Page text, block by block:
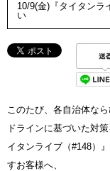
10/9(金)『タイタンラ
い
このたび、各自治体な
ドラインに基づいた対
イタンライブ（#148）
すお客様へ、